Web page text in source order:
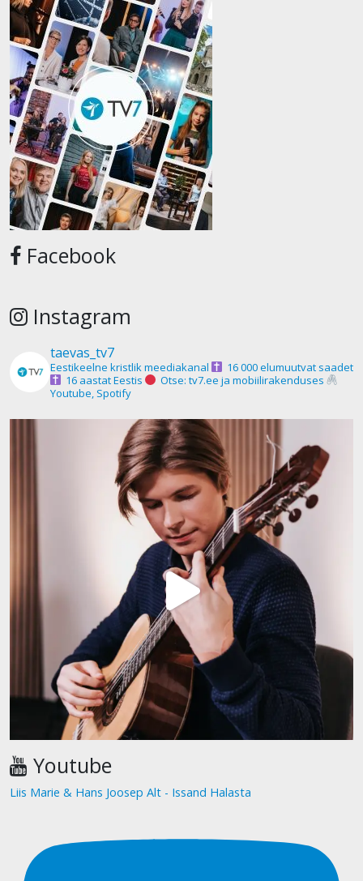
Facebook
Instagram
taevas_tv7
Eestikeelne kristlik meediakanal
16 000 elumuutvat saadet
16 aastat Eestis
Otse: tv7.ee ja mobiilirakenduses
Youtube, Spotify
Youtube
Liis Marie & Hans Joosep Alt - Issand Halasta